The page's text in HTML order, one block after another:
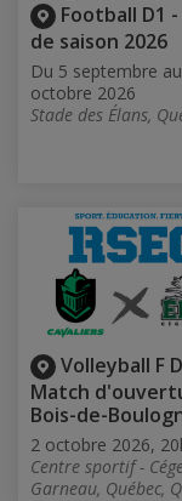
Football D1
de saison 2026
Du 5 septembre
octobre 2026
Stade des Élans,
Volleyball F
Match
Bois-de-
2 octobre 2026,
Centre sportif -
Garneau, Québec,